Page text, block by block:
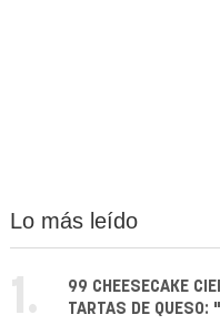
Lo más leído
1.
99 CHEESECAKE
TARTAS DE